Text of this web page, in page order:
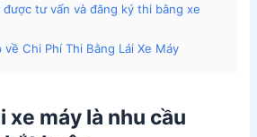
được tư vấn và đăng ký thi bằng xe
Chi Phí Thi Bằng Lái Xe Máy
xe máy là nhu cầu